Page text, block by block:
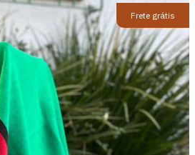
Frete grátis